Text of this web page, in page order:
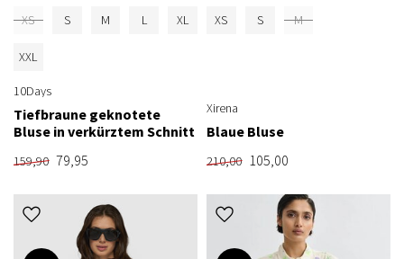
XS S M L XL
XXL
10Days
Tiefbraune geknotete
Bluse in verkürztem Schnitt
159,90 79,95
XS S M
Xirena
Blaue Bluse
210,00 105,00